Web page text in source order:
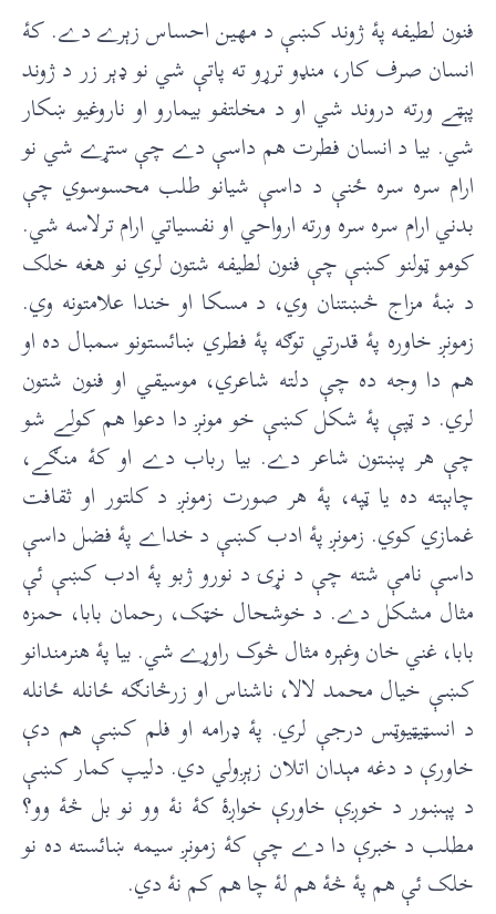
فنون لطيفه پۀ ژوند کښې د مهين احساس زېرے دے. کۀ
انسان صرف کار، منډو ترړو ته پاتې شي نو ډېر زر د ژوند
پېټے ورته دروند شي او د مخلتفو بيمارو او ناروغيو ښکار
شي. بيا د انسان فطرت هم داسې دے چې ستړے شي نو
ارام سره سره ځنې د داسې شيانو طلب محسوسوي چې
بدني ارام سره سره ورته ارواحي او نفسياتي ارام ترلاسه شي.
کومو ټولنو کښې چې فنون لطيفه شتون لري نو هغه خلک
د ښۀ مزاج څښتنان وي، د مسکا او خندا علامتونه وي.
زمونږ خاوره پۀ قدرتي توګه پۀ فطري ښائستونو سمبال ده او
هم دا وجه ده چې دلته شاعري، موسيقي او فنون شتون
لري. د ټپې پۀ شکل کښې خو مونږ دا دعوا هم کولے شو
چې هر پښتون شاعر دے. بيا رباب دے او کۀ منګے،
چابېته ده يا ټپه، پۀ هر صورت زمونږ د کلتور او ثقافت
غمازي کوي. زمونږ پۀ ادب کښې د خداے پۀ فضل داسې
داسې نامې شته چې د نړۍ د نورو ژبو پۀ ادب کښې ئې
مثال مشکل دے. د خوشحال خټک، رحمان بابا، حمزه
بابا، غني خان وغېره مثال څوک راوړے شي. بيا پۀ هنرمندانو
کښې خيال محمد لالا، ناشناس او زرڅانګه ځانله ځانله
د انسټيټيوټس درجې لري. پۀ ډرامه او فلم کښې هم دې
خاورې د دغه مېدان اتلان زېږولي دي. دليپ کمار کښې
د پېښور د خوږې خاورې خواږۀ کۀ نۀ وو نو بل څۀ وو؟
مطلب د خبرې دا دے چې کۀ زمونږ سيمه ښائسته ده نو
خلک ئې هم پۀ څۀ هم لۀ چا هم کم نۀ دي.